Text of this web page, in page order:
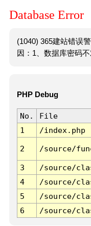
Database Error
(1040) 365建站错误
因：1、数据库密码
PHP Debug
No. File
1
/index.php
2 /source/
3 /source/
4
/source/
5
/source/
6
/source/